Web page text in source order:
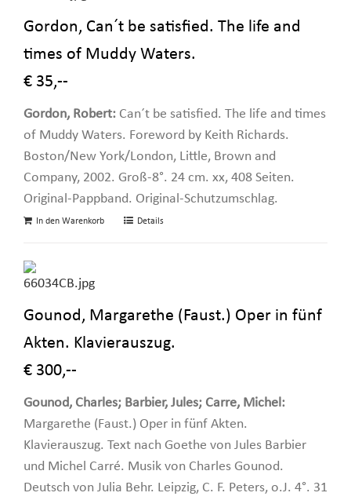
Gordon, Can´t be satisfied. The life and
times of Muddy Waters.
€ 35,--
Gordon, Robert: Can´t be satisfied. The life and times
of Muddy Waters. Foreword by Keith Richards.
Boston/New York/London, Little, Brown and
Company, 2002. Groß-8°. 24 cm. xx, 408 Seiten.
Original-Pappband. Original-Schutzumschlag.
In den Warenkorb Details
Gounod, Margarethe (Faust.) Oper in fünf
Akten. Klavierauszug.
€ 300,--
Gounod, Charles; Barbier, Jules; Carre, Michel:
Margarethe (Faust.) Oper in fünf Akten.
Klavierauszug. Text nach Goethe von Jules Barbier
und Michel Carré. Musik von Charles Gounod.
Deutsch von Julia Behr. Leipzig, C. F. Peters, o.J. 4°. 31